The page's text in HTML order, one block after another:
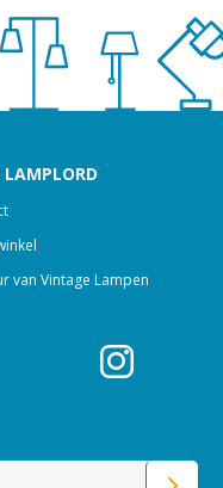
LAMPLORD
van Vintage Lampen